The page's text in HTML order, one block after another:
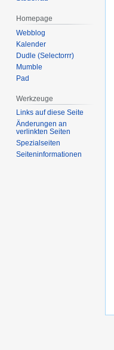
Homepage
Webblog
Kalender
Dudle (Selectorrr)
Mumble
Pad
Werkzeuge
Links auf diese Seite
Änderungen an
verlinkten Seiten
Spezialseiten
Seiten­­informationen